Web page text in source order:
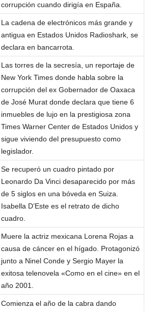
corrupción cuando dirigía en España.
La cadena de electrónicos más grande y
antigua en Estados Unidos Radioshark, se
declara en bancarrota.
Las torres de la secresía, un reportaje de
New York Times donde habla sobre la
corrupción del ex Gobernador de Oaxaca
de José Murat donde declara que tiene 6
inmuebles de lujo en la prestigiosa zona
Times Warner Center de Estados Unidos y
sigue viviendo del presupuesto como
legislador.
Se recuperó un cuadro pintado por
Leonardo Da Vinci desaparecido por más
de 5 siglos en una bóveda en Suiza.
Isabella D’Este es el retrato de dicho
cuadro.
Muere la actriz mexicana Lorena Rojas a
causa de cáncer en el hígado. Protagonizó
junto a Ninel Conde y Sergio Mayer la
exitosa telenovela «Como en el cine» en el
año 2001.
Comienza el año de la cabra dando